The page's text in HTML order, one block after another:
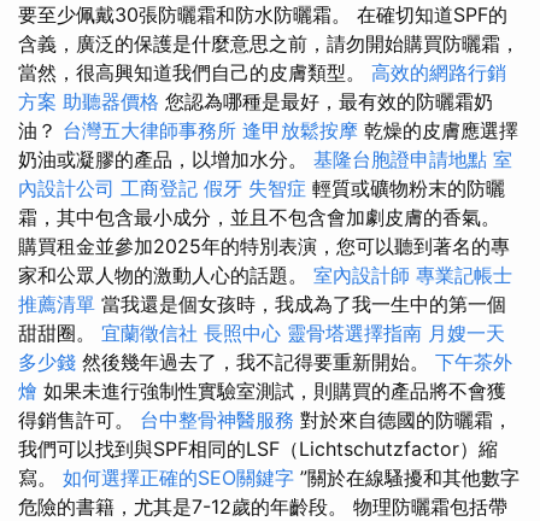
要至少佩戴30張防曬霜和防水防曬霜。 在確切知道SPF的
含義，廣泛的保護是什麼意思之前，請勿開始購買防曬霜，
當然，很高興知道我們自己的皮膚類型。 高效的網路行銷
方案 助聽器價格 您認為哪種是最好，最有效的防曬霜奶
油？ 台灣五大律師事務所 逢甲放鬆按摩 乾燥的皮膚應選擇
奶油或凝膠的產品，以增加水分。 基隆台胞證申請地點 室
內設計公司 工商登記 假牙 失智症 輕質或礦物粉末的防曬
霜，其中包含最小成分，並且不包含會加劇皮膚的香氣。
購買租金並參加2025年的特別表演，您可以聽到著名的專
家和公眾人物的激動人心的話題。 室內設計師 專業記帳士
推薦清單 當我還是個女孩時，我成為了我一生中的第一個
甜甜圈。 宜蘭徵信社 長照中心 靈骨塔選擇指南 月嫂一天
多少錢 然後幾年過去了，我不記得要重新開始。 下午茶外
燴 如果未進行強制性實驗室測試，則購買的產品將不會獲
得銷售許可。 台中整骨神醫服務 對於來自德國的防曬霜，
我們可以找到與SPF相同的LSF（Lichtschutzfactor）縮
寫。 如何選擇正確的SEO關鍵字 ”關於在線騷擾和其他數字
危險的書籍，尤其是7-12歲的年齡段。 物理防曬霜包括帶